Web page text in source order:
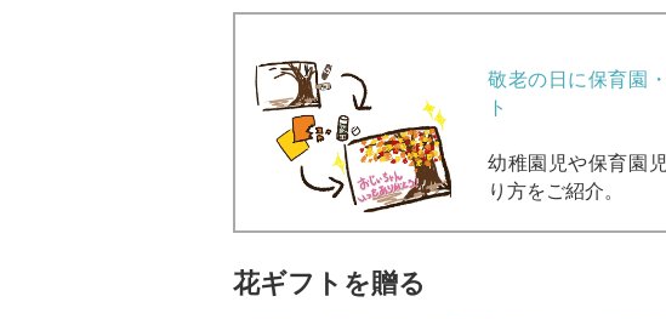
敬老の日に保育園
ト
幼稚園児や保育園
り方をご紹介。
花ギフトを贈る